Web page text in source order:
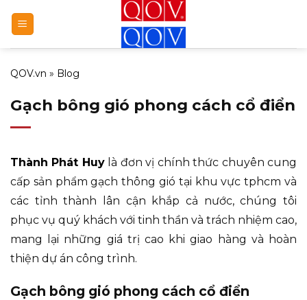
qua
nội
dung
QOV.vn » Blog
Gạch bông gió phong cách cổ điển
Thành Phát Huylà đơn vị chính thức chuyên cung
cấp sản phẩm gạch thông gió tại khu vực tphcm và
các tỉnh thành lân cận khắp cả nước, chúng tôi
phục vụ quý khách với tinh thần và trách nhiệm cao,
mang lại những giá trị cao khi giao hàng và hoàn
thiện dự án công trình.
Gạch bông gió phong cách cổ điển